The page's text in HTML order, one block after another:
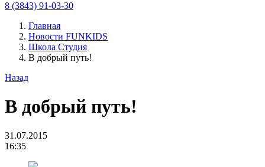
8 (3843) 91-03-30
Главная
Новости FUNKIDS
Школа Студия
В добрый путь!
Назад
В добрый путь!
31.07.2015
16:35